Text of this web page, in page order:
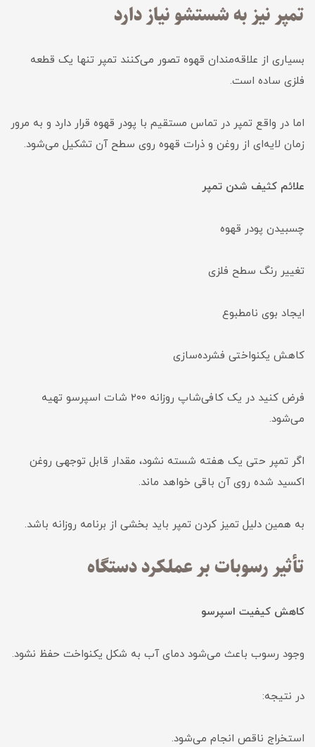
تمپر نیز به شستشو نیاز دارد
بسیاری از علاقه‌مندان قهوه تصور می‌کنند تمپر تنها یک قطعه
فلزی ساده است.
اما در واقع تمپر در تماس مستقیم با پودر قهوه قرار دارد و به مرور
زمان لایه‌ای از روغن و ذرات قهوه روی سطح آن تشکیل می‌شود.
علائم کثیف شدن تمپر
چسبیدن پودر قهوه
تغییر رنگ سطح فلزی
ایجاد بوی نامطبوع
کاهش یکنواختی فشرده‌سازی
فرض کنید در یک کافی‌شاپ روزانه ۲۰۰ شات اسپرسو تهیه
می‌شود.
اگر تمپر حتی یک هفته شسته نشود، مقدار قابل توجهی روغن
اکسید شده روی آن باقی خواهد ماند.
به همین دلیل تمیز کردن تمپر باید بخشی از برنامه روزانه باشد.
تأثیر رسوبات بر عملکرد دستگاه
کاهش کیفیت اسپرسو
وجود رسوب باعث می‌شود دمای آب به شکل یکنواخت حفظ نشود.
در نتیجه:
استخراج ناقص انجام می‌شود.